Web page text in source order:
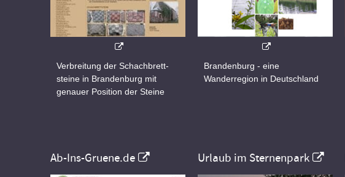
Verbreitung der Schachbrett-
steine in Brandenburg mit
genauer Position der Steine
Brandenburg - eine
Wanderregion in Deutschland
Ab-Ins-Gruene.de Urlaub im Sternenpark